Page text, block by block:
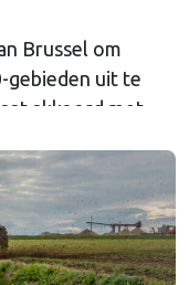
Brussel om
gebieden uit te
akkoord met